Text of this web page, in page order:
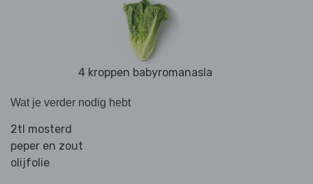
4 kroppen babyromanasla
Wat je verder nodig hebt
2tl mosterd
peper en zout
olijfolie